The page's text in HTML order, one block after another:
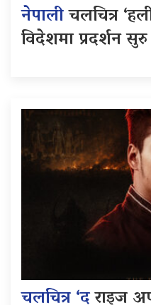
नेपालीचलचित्र
विदेशमा प्रदर्शन सुरु